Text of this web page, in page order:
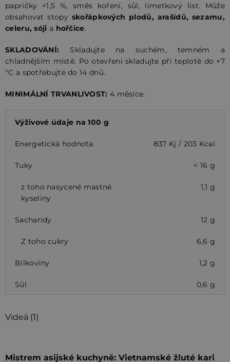
papričky <1,5 %, směs koření, sůl, limetkový list. Může
obsahovat stopy skořápkových plodů, arašídů, sezamu,
celeru, sóji a hořčice.
SKLADOVÁNÍ: Skladujte na suchém, temném a
chladnějším místě. Po otevření skladujte při teplotě do +7
°C a spotřebujte do 14 dnů.
MINIMÁLNÍ TRVANLIVOST: 4 měsíce.
Výživové údaje na 100 g
Energetická hodnota 837 Kj / 203 Kcal
Tuky < 16 g
z toho nasycené mastné
kyseliny
1,1 g
Sacharidy 12 g
Z toho cukry 6,6 g
Bílkoviny 1,2 g
Sůl 0,6 g
Videá (1)
Mistrem asijské kuchyně: Vietnamské žluté kari